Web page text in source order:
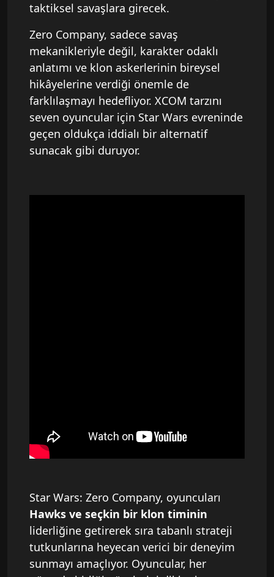
taktiksel savaşlara girecek.
Zero Company, sadece savaş
mekanikleriyle değil, karakter odaklı
anlatımı ve klon askerlerinin bireysel
hikâyelerine verdiği önemle de
farklılaşmayı hedefliyor. XCOM tarzını
seven oyuncular için Star Wars evreninde
geçen oldukça iddialı bir alternatif
sunacak gibi duruyor.
Star Wars: Zero Company, oyuncuları
Hawks ve seçkin bir klon timinin
liderliğine getirerek sıra tabanlı strateji
tutkunlarına heyecan verici bir deneyim
sunmayı amaçlıyor. Oyuncular, her